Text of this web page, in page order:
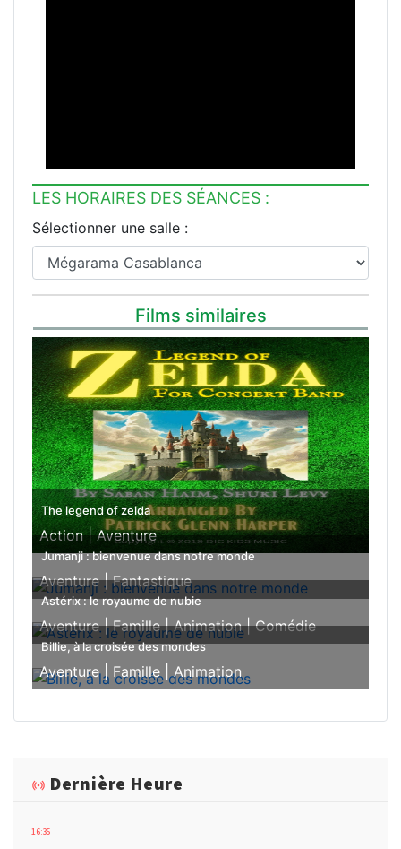
LES HORAIRES DES SÉANCES :
Sélectionner une salle :
Films similaires
The legend of zelda
Action |Aventure
Jumanji : bienvenue dans notre monde
Aventure |Fantastique
Astérix : le royaume de nubie
Aventure |Famille |Animation |Comédie
Billie, à la croisée des mondes
Aventure | Famille |Animation
Dernière Heure
16:35